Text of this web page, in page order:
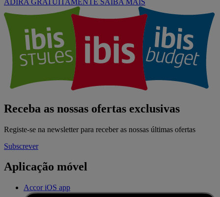
Receba as nossas ofertas exclusivas
Registe-se na newsletter para receber as nossas últimas ofertas
Subscrever
Aplicação móvel
Accor iOS app